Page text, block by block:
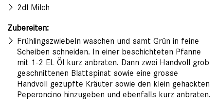
2dl Milch
Zubereiten:
Frühlingszwiebeln waschen und samt Grün in feine
Scheiben schneiden. In einer beschichteten Pfanne
mit 1-2 EL Öl kurz anbraten. Dann zwei Handvoll grob
geschnittenen Blattspinat sowie eine grosse
Handvoll gezupfte Kräuter sowie den klein gehackten
Peperoncino hinzugeben und ebenfalls kurz anbraten.